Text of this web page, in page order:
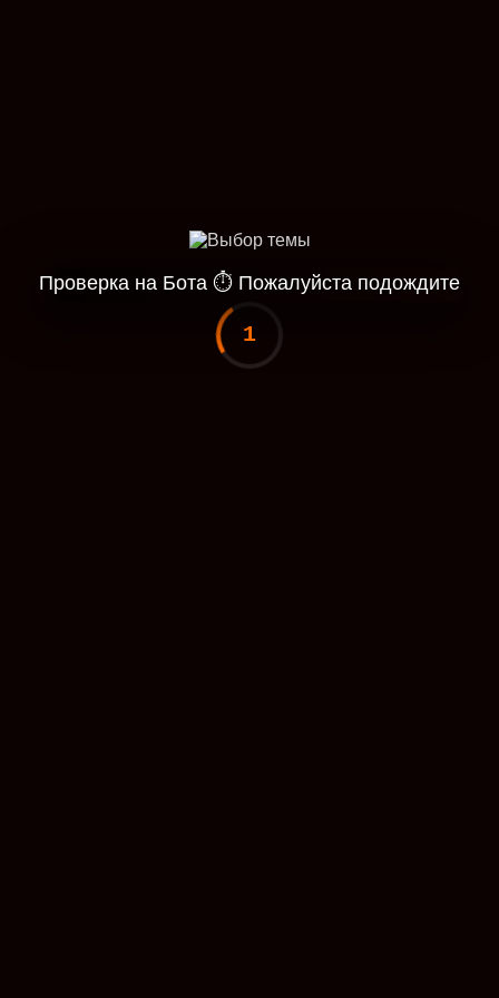
Проверка на Бота ⏱ Пожалуйста подождите
1